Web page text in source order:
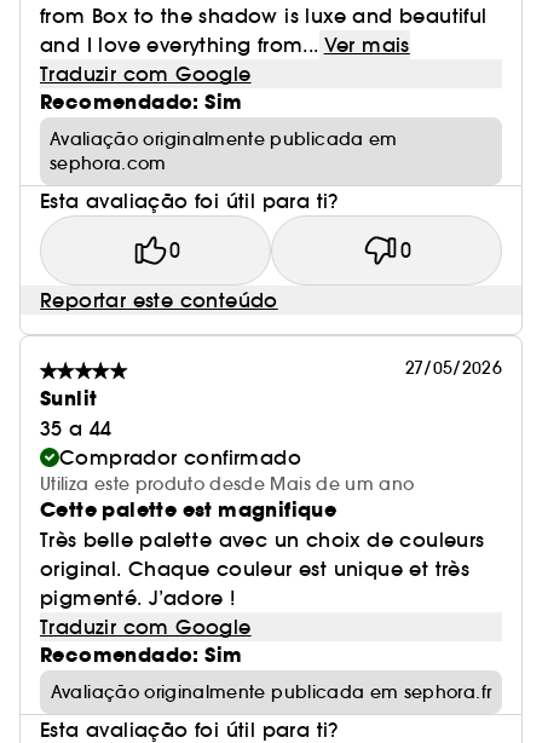
from Box to the shadow is luxe and beautiful
and I love everything from... Ver mais
Traduzir com Google
Recomendado: Sim
Avaliação originalmente publicada em
sephora.com
Esta avaliação foi útil para ti?
0 0
Reportar este conteúdo
27/05/2026
Sunlit
35 a 44
Comprador confirmado
Utiliza este produto desde Mais de um ano
Cette palette est magnifique
Très belle palette avec un choix de couleurs
original. Chaque couleur est unique et très
pigmenté. J’adore !
Traduzir com Google
Recomendado: Sim
Avaliação originalmente publicada em sephora.fr
Esta avaliação foi útil para ti?